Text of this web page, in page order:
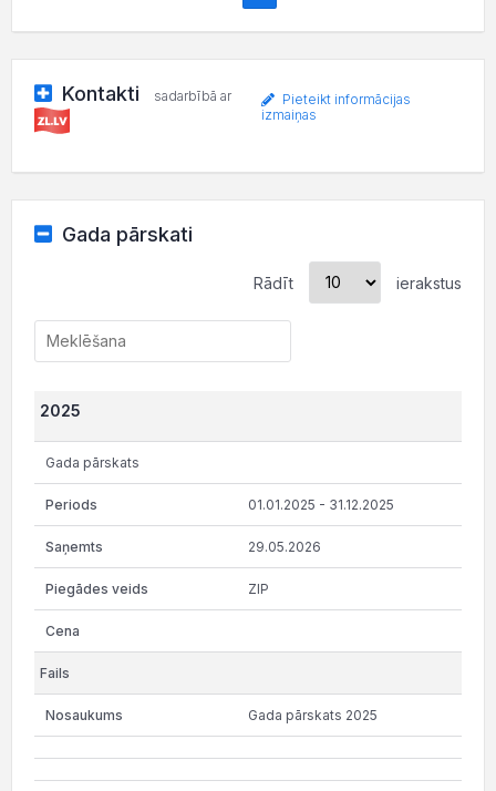
Kontakti sadarbībā ar
Pieteikt informācijas
izmaiņas
Gada pārskati
Rādīt ierakstus
2025
Gada pārskats
01.01.2025 - 31.12.2025
29.05.2026
ZIP
Gada pārskats 2025